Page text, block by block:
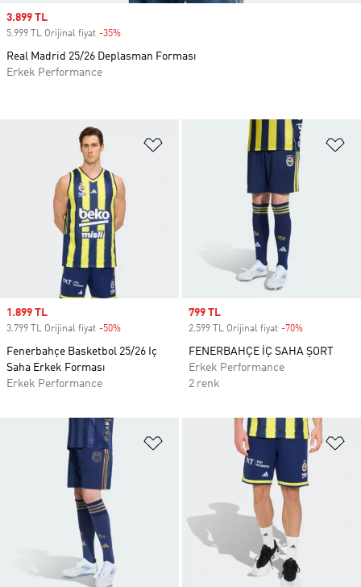
Favori Listesine Ekle
Sale price
1.899 TL
3.799 TL Orijinal fiyat -50%
Fenerbahçe Basketbol 25/26 Iç
Saha Erkek Forması
Erkek Performance
Sale price
799 TL
2.599 TL Orijinal fiyat -70%
FENERBAHÇE İÇ SAHA ŞORT
Erkek Performance
2 renk
Favori Listesine Ekle
Sale price
3.899 TL
5.999 TL Orijinal fiyat -35%
Real Madrid 25/26 Deplasman Forması
Erkek Performance